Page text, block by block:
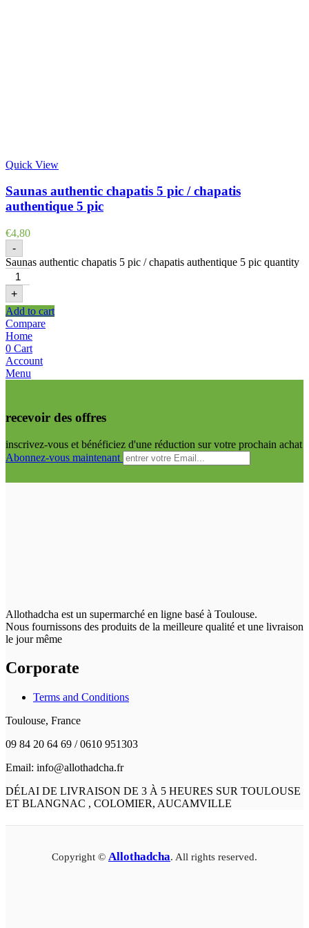
Quick View
Saunas authentic chapatis 5 pic / chapatis
authentique 5 pic
€4,80
-
Saunas authentic chapatis 5 pic / chapatis authentique 5 pic quantity
+
Add to cart
Compare
Home
0 Cart
Account
Menu
recevoir des offres
inscrivez-vous et bénéficiez d'une réduction sur votre prochain achat
Abonnez-vous maintenant
Allothadcha est un supermarché en ligne basé à Toulouse.
Nous fournissons des produits de la meilleure qualité et une livraison
le jour même
Corporate
Terms and Conditions
Toulouse, France
09 84 20 64 69 / 0610 951303
Email: info@allothadcha.fr
DÉLAI DE LIVRAISON DE 3 À 5 HEURES SUR TOULOUSE
ET BLANGNAC , COLOMIER, AUCAMVILLE
Copyright © Allothadcha. All rights reserved.